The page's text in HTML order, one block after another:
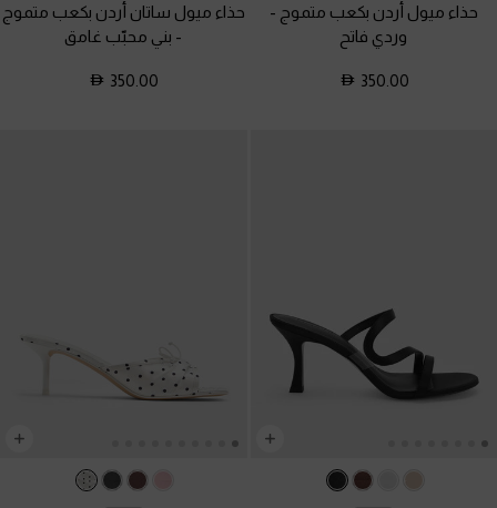
حذاء ميول أردن بكعب متموج -
وردي فاتح
350.00
حذاء ميول ساتان أردن بكعب متموج
- بني محبّب غامق
350.00